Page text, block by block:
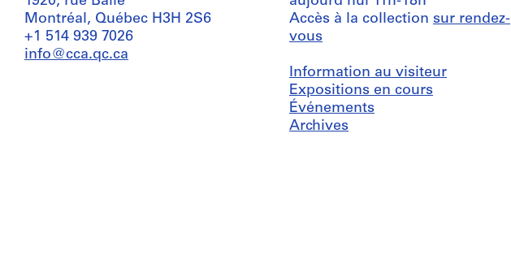
Montréal, Québec H3H 2S6
+1 514 939 7026
info@cca.qc.ca
Accès à la collection sur rendez-
vous
Information au visiteur
Expositions en cours
Événements
Archives